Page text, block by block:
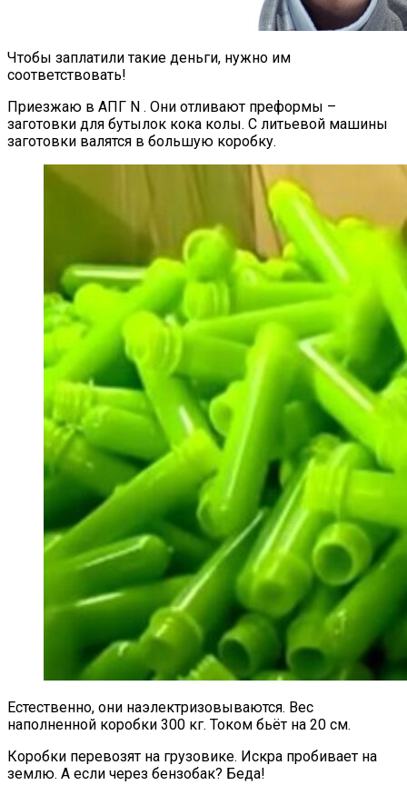
Чтобы заплатили такие деньги, нужно им
соответствовать!
Приезжаю в АПГ N . Они отливают преформы –
заготовки для бутылок кока колы. С литьевой машины
заготовки валятся в большую коробку.
Естественно, они наэлектризовываются. Вес
наполненной коробки 300 кг. Током бьёт на 20 см.
Коробки перевозят на грузовике. Искра пробивает на
землю. А если через бензобак? Беда!